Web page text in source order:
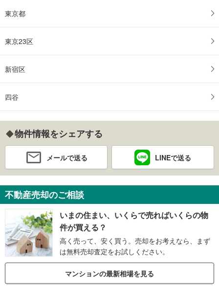
東京都
東京23区
新宿区
四谷
物件情報をシェアする
メールで送る LINEで送る
不動産売却のご相談
いまの住まい、いくらで売ればいくらの物
件が買える？
高く売って、安く買う。売却をお考えなら、まず
は無料売却査定をお試しください。
マンションの最新相場を見る